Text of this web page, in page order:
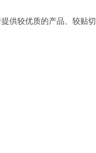
供较优质的产品、较贴